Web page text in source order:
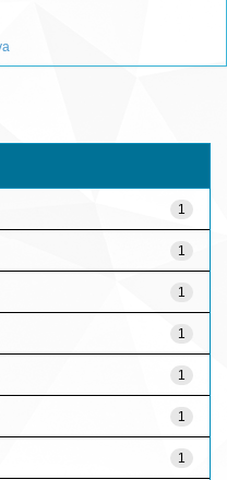
1
1
1
1
1
1
1